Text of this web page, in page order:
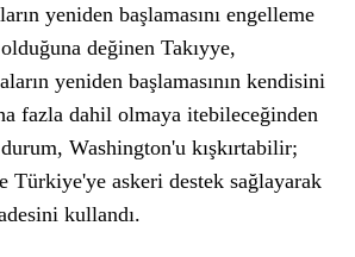
yeniden başlamasını engelleme
değinen Takıyye,
yeniden başlamasının kendisini
fazla dahil olmaya itebileceğinden
Washington'u kışkırtabilir;
Türkiye'ye askeri destek sağlayarak
kullandı.